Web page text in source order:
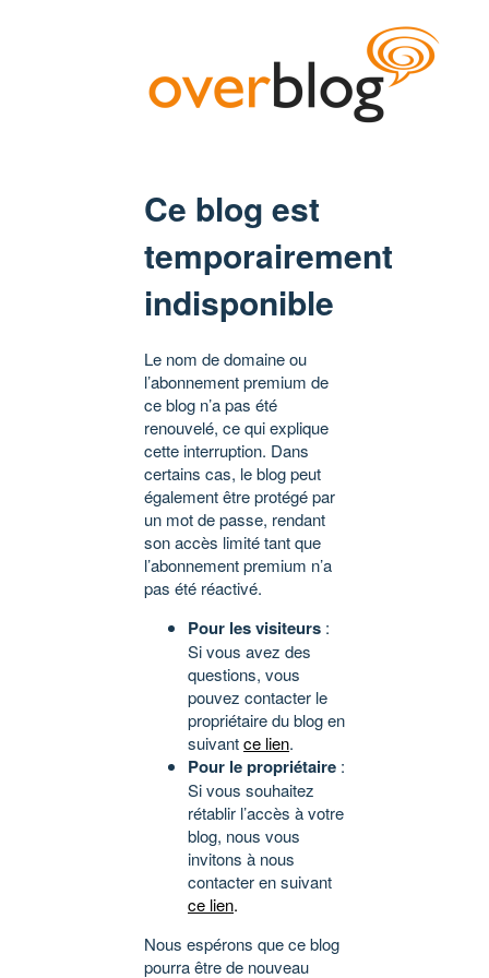
Ce blog est
temporairement
indisponible
Le nom de domaine ou
l’abonnement premium de
ce blog n’a pas été
renouvelé, ce qui explique
cette interruption. Dans
certains cas, le blog peut
également être protégé par
un mot de passe, rendant
son accès limité tant que
l’abonnement premium n’a
pas été réactivé.
Pour les visiteurs :
Si vous avez des
questions, vous
pouvez contacter le
propriétaire du blog en
suivantce lien.
Pour le propriétaire :
Si vous souhaitez
rétablir l’accès à votre
blog, nous vous
invitons à nous
contacter en suivant
ce lien.
Nous espérons que ce blog
pourra être de nouveau